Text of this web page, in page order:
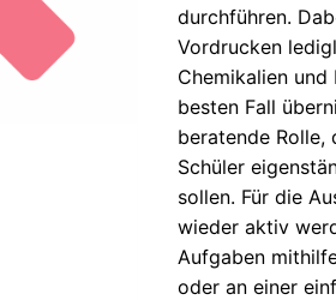
durchführen.
Vordrucken
Chemikalien
besten Fall
beratende Rolle,
Schüler
sollen. Für die
wieder aktiv
Aufgaben
oder an einer